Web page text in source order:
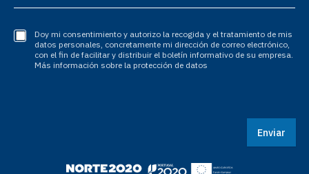
Doy mi consentimiento y autorizo la recogida y el tratamiento de mis
datos personales, concretamente mi dirección de correo electrónico,
con el fin de facilitar y distribuir el boletín informativo de su empresa.
Más información sobre la protección de datos
Enviar